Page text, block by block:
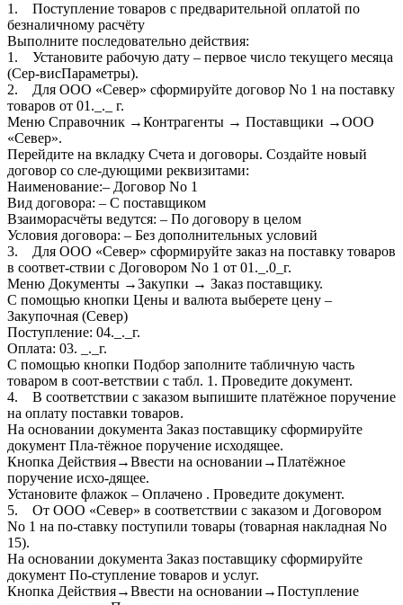
1. Поступление товаров с предварительной оплатой по
безналичному расчёту
Выполните последовательно действия:
1. Установите рабочую дату – первое число текущего месяца
(Сер-висПараметры).
2. Для ООО «Север» сформируйте договор No 1 на поставку
товаров от 01._._ г.
Меню Справочник →Контрагенты → Поставщики →ООО
«Север».
Перейдите на вкладку Счета и договоры. Создайте новый
договор со сле-дующими реквизитами:
Наименование:– Договор No 1
Вид договора: – С поставщиком
Взаиморасчёты ведутся: – По договору в целом
Условия договора: – Без дополнительных условий
3. Для ООО «Север» сформируйте заказ на поставку товаров
в соответ-ствии с Договором No 1 от 01._.0_г.
Меню Документы →Закупки → Заказ поставщику.
С помощью кнопки Цены и валюта выберете цену –
Закупочная (Север)
Поступление: 04._._г.
Оплата: 03. _._г.
С помощью кнопки Подбор заполните табличную часть
товаром в соот-ветствии с табл. 1. Проведите документ.
4. В соответствии с заказом выпишите платёжное поручение
на оплату поставки товаров.
На основании документа Заказ поставщику сформируйте
документ Пла-тёжное поручение исходящее.
Кнопка Действия→Ввести на основании→Платёжное
поручение исхо-дящее.
Установите флажок – Оплачено . Проведите документ.
5. От ООО «Север» в соответствии с заказом и Договором
No 1 на по-ставку поступили товары (товарная накладная No
15).
На основании документа Заказ поставщику сформируйте
документ По-ступление товаров и услуг.
Кнопка Действия→Ввести на основании→Поступление